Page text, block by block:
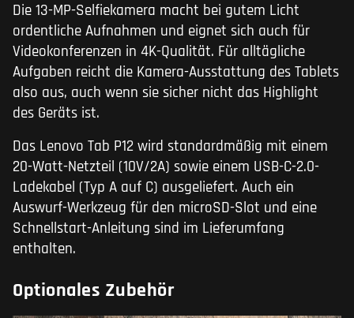
Die 13-MP-Selfiekamera macht bei gutem Licht
ordentliche Aufnahmen und eignet sich auch für
Videokonferenzen in 4K-Qualität. Für alltägliche
Aufgaben reicht die Kamera-Ausstattung des Tablets
also aus, auch wenn sie sicher nicht das Highlight
des Geräts ist.
Das Lenovo Tab P12 wird standardmäßig mit einem
20-Watt-Netzteil (10V/2A) sowie einem USB-C-2.0-
Ladekabel (Typ A auf C) ausgeliefert. Auch ein
Auswurf-Werkzeug für den microSD-Slot und eine
Schnellstart-Anleitung sind im Lieferumfang
enthalten.
Optionales Zubehör